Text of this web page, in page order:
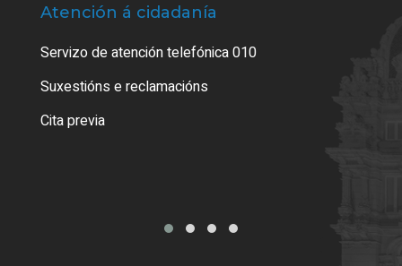
Atención á cidadanía
Servizo de atención telefónica 010
Suxestións e reclamacións
Cita previa